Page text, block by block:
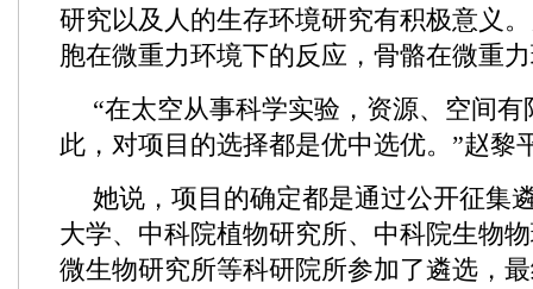
研究以及人的生存环境研究有积极意义
胞在微重力环境下的反应，骨骼在微重
“在太空从事科学实验，资源、空间
此，对项目的选择都是优中选优。”赵黎
她说，项目的确定都是通过公开征集
大学、中科院植物研究所、中科院生物
微生物研究所等科研院所参加了遴选，